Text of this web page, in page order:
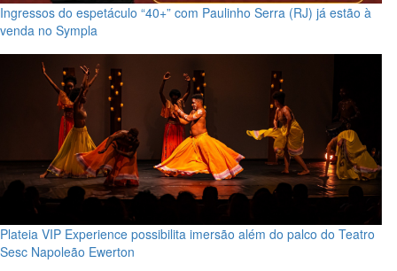
Ingressos do espetáculo “40+” com Paulinho Serra (RJ) já estão à
venda no Sympla
Plateia VIP Experience possibilita imersão além do palco do Teatro
Sesc Napoleão Ewerton